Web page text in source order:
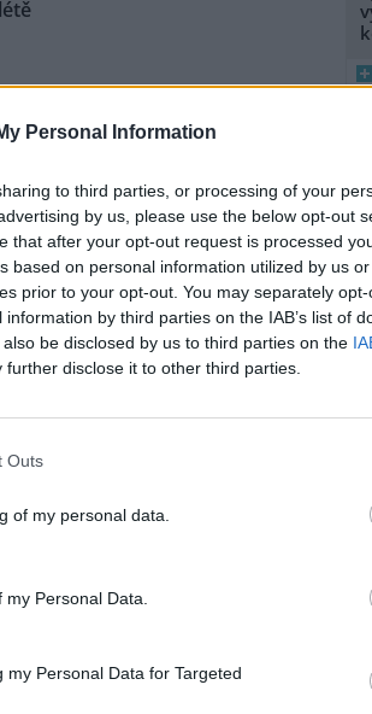
Personal Information
to third parties, or processing of your
by us, please use the below opt-out
that after your opt-out request is processed
based on personal information utilized by us
prior to your opt-out. You may separately
by third parties on the IAB’s list of
be disclosed by us to third parties on the
further disclose it to other third parties.
Outs
of my personal data.
Personal Data.
Personal Data for Targeted
stavu v
vody už
pořád
letošní
hrázný
v
Pirátů
trestní
to ze
aby
že
na